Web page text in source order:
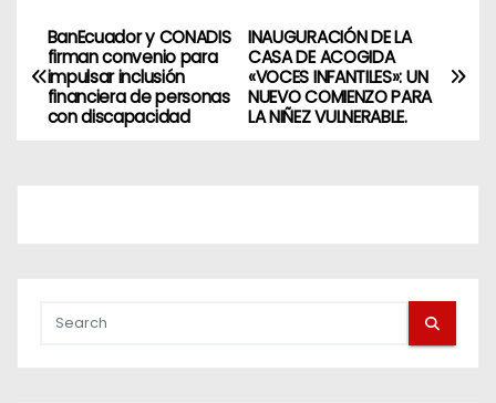
INAUGURACIÓN DE LA
CASA DE ACOGIDA
«VOCES INFANTILES»: UN
NUEVO COMIENZO PARA
LA NIÑEZ VULNERABLE.
BanEcuador y CONADIS
firman convenio para
impulsar inclusión
financiera de personas
con discapacidad